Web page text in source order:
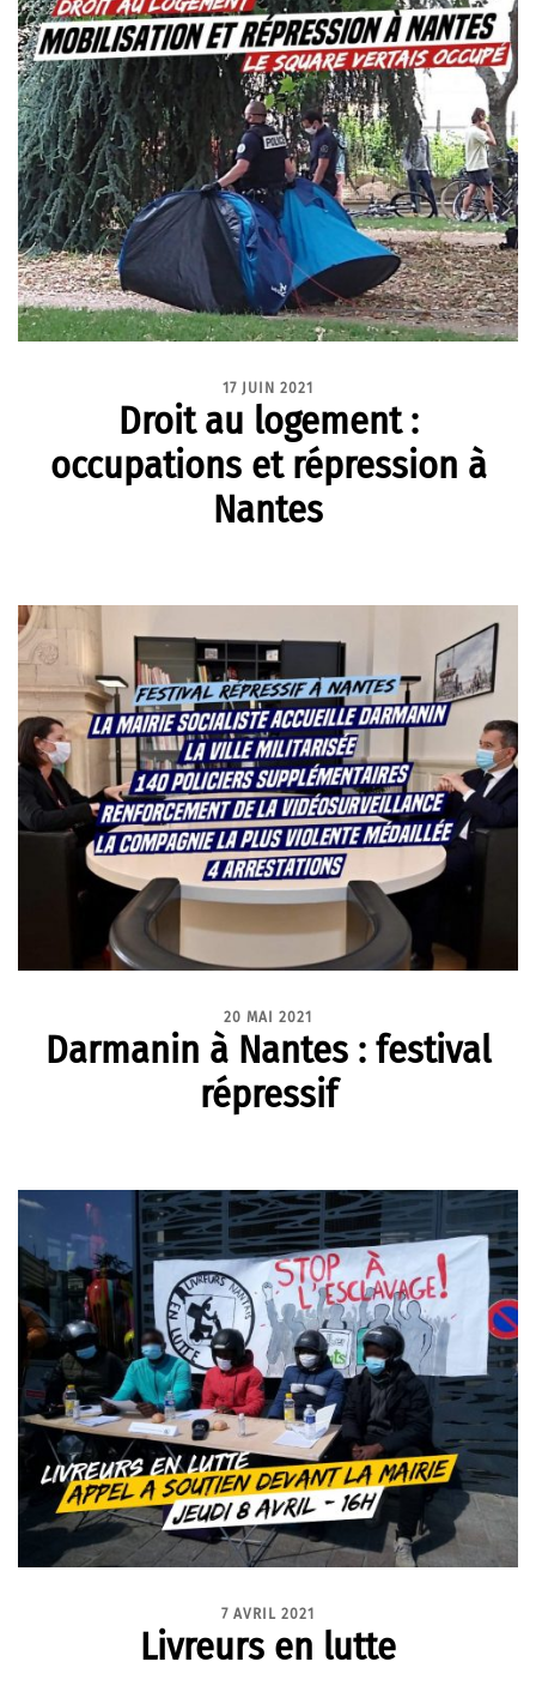
17 JUIN 2021
Droit au logement :
occupations et répression à
Nantes
20 MAI 2021
Darmanin à Nantes : festival
répressif
7 AVRIL 2021
Livreurs en lutte